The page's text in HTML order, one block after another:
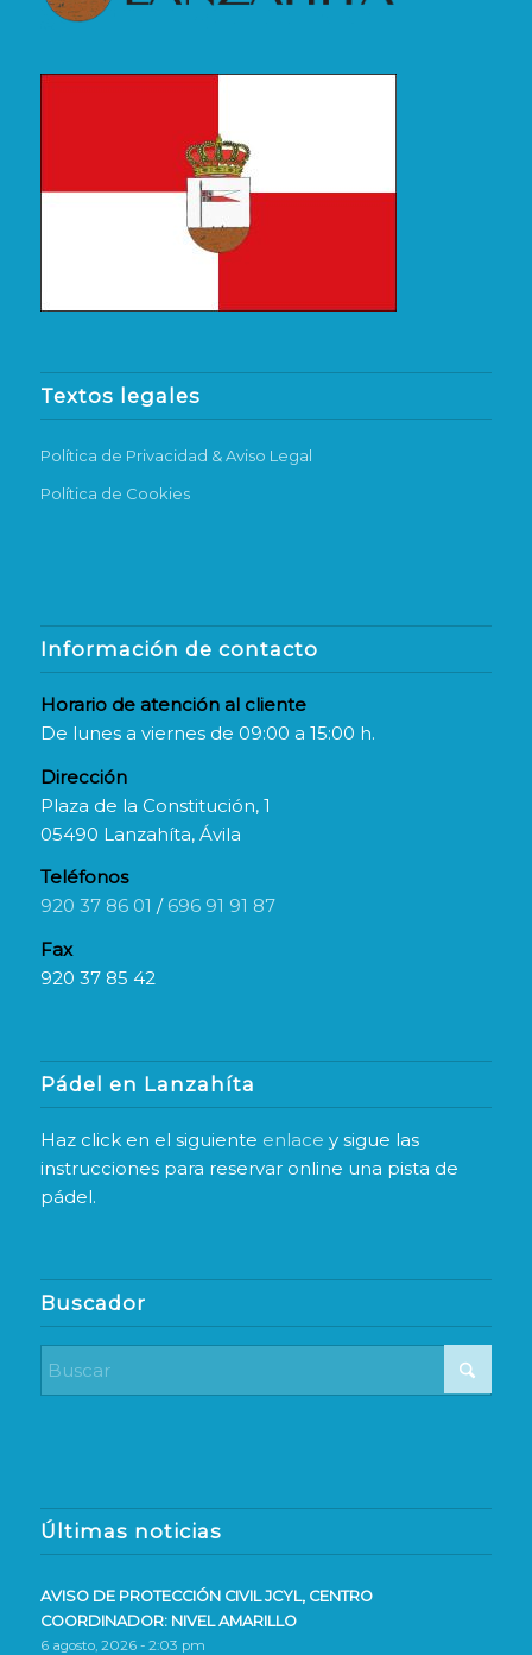
Textos legales
Política de Privacidad & Aviso Legal
Política de Cookies
Información de contacto
Horario de atención al cliente
De lunes a viernes de 09:00 a 15:00 h.
Dirección
Plaza de la Constitución, 1
05490 Lanzahíta, Ávila
Teléfonos
920 37 86 01 / 696 91 91 87
Fax
920 37 85 42
Pádel en Lanzahíta
Haz click en el siguiente enlace y sigue las
instrucciones para reservar online una pista de
pádel.
Buscador
Últimas noticias
AVISO DE PROTECCIÓN CIVIL JCYL, CENTRO
COORDINADOR: NIVEL AMARILLO
6 agosto, 2026 - 2:03 pm